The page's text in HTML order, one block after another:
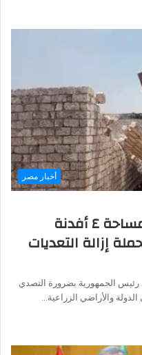
أخبار مصر
تنفيذ إزالة لـ ١١ حالة تعدٍّ بمساحة ٤ أفدنة
و١٧ سهمًا لحملة إزالة التعديات
رئيس الجمهورية بضرورة التصدي
والأراضي الزراعية…